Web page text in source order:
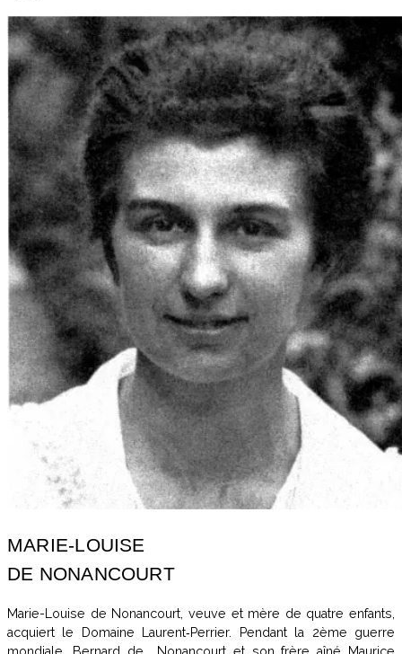
MARIE-LOUISE
DE NONANCOURT
Marie-Louise de Nonancourt, veuve et mère de quatre enfants,
acquiert le Domaine Laurent‑Perrier. Pendant la 2ème guerre